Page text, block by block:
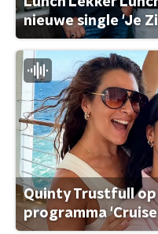
nieuwe single 'Je
Quinty Trustfull
programma